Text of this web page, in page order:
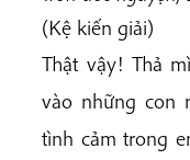
(Kệ kiến giải)
Thật vậy! Thả
vào những con
tình cảm trong